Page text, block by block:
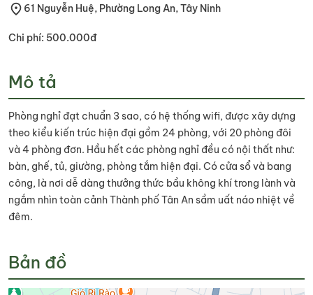
61 Nguyễn Huệ, Phường Long An, Tây Ninh
Chi phí: 500.000đ
Mô tả
Phòng nghỉ đạt chuẩn 3 sao, có hệ thống wifi, được xây dựng
theo kiểu kiến trúc hiện đại gồm 24 phòng, với 20 phòng đôi
và 4 phòng đơn. Hầu hết các phòng nghỉ đều có nội thất như:
bàn, ghế, tủ, giường, phòng tắm hiện đại. Có cửa sổ và bang
công, là nơi dễ dàng thưởng thức bầu không khí trong lành và
ngắm nhìn toàn cảnh Thành phố Tân An sầm uất náo nhiệt về
đêm.
Bản đồ